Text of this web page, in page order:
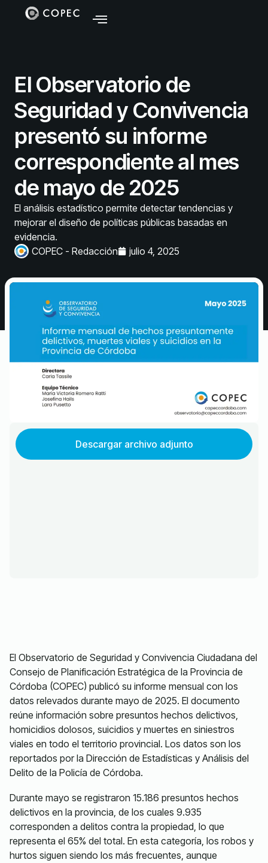
El Observatorio de
Seguridad y Convivencia
presentó su informe
correspondiente al mes
de mayo de 2025
El análisis estadístico permite detectar tendencias y
mejorar el diseño de políticas públicas basadas en
evidencia.
COPEC - Redacción
julio 4, 2025
Descargar archivo adjunto
El Observatorio de Seguridad y Convivencia Ciudadana del
Consejo de Planificación Estratégica de la Provincia de
Córdoba (COPEC) publicó su informe mensual con los
datos relevados durante mayo de 2025. El documento
reúne información sobre presuntos hechos delictivos,
homicidios dolosos, suicidios y muertes en siniestros
viales en todo el territorio provincial. Los datos son los
reportados por la Dirección de Estadísticas y Análisis del
Delito de la Policía de Córdoba.
Durante mayo se registraron 15.186 presuntos hechos
delictivos en la provincia, de los cuales 9.935
corresponden a delitos contra la propiedad, lo que
representa el 65% del total. En esta categoría, los robos y
hurtos siguen siendo los más frecuentes, aunque